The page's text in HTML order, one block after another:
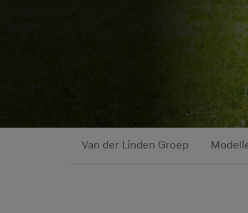
Van der Linden Groep